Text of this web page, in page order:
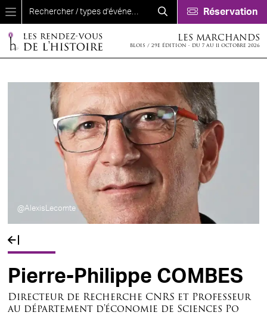
Aller au contenu principal
Réservation
LES MARCHANDS
BLOIS / 29E ÉDITION - DU 7 AU 11 OCTOBRE 2026
@AlexisLecomte
Fil d'Ariane
Pierre-Philippe COMBES
Directeur de Recherche CNRS et Professeur
au département d'économie de Sciences Po